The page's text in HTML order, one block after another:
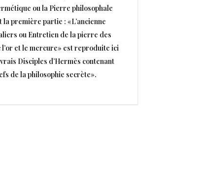
ou la Pierre philosophale
première partie : «L’ancienne
ou Entretien de la pierre des
l’or et le mercure» est reproduite ici
Disciples d’Hermès contenant
de la philosophie secrète».